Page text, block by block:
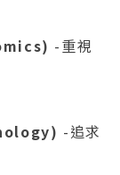
-重視
-追求